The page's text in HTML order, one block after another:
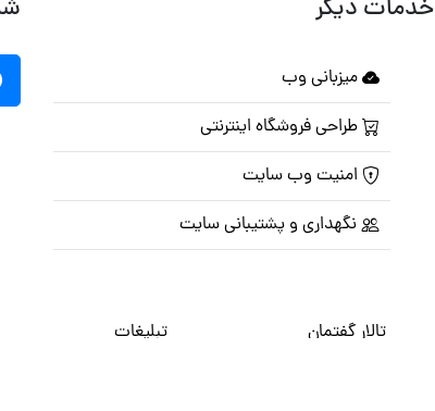
خدمات دیگر
میزبانی وب
طراحی فروشگاه اینترنتی
امنیت وب سایت
نگهداری و پشتیبانی سایت
تالار گفتمان تبلیغات